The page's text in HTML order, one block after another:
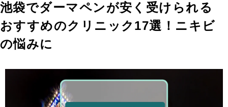
池袋でダーマペンが安く受けられる
おすすめのクリニック17選！ニキビ
の悩みに